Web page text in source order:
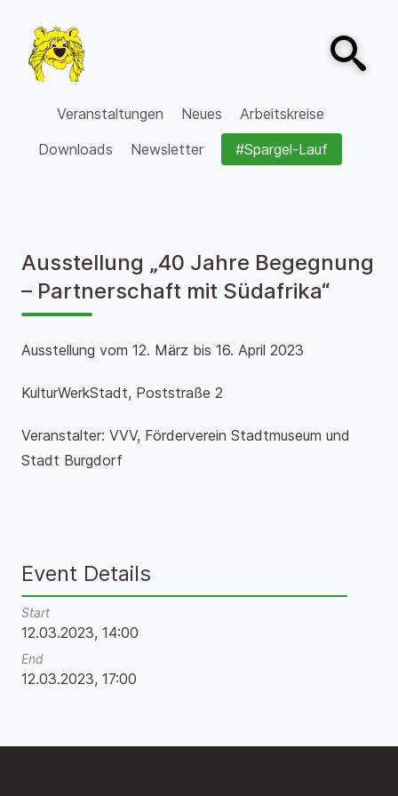
VVV Burgdorf
Veranstaltungen Neues
Arbeitskreise
Downloads
Newsletter #Spargel-Lauf
Open
Ausstellung „40 Jahre Begegnung
– Partnerschaft mit Südafrika“
Ausstellung vom 12. März bis 16. April 2023
KulturWerkStadt, Poststraße 2
Veranstalter: VVV, Förderverein Stadtmuseum und
Stadt Burgdorf
Event Details
Start
12.03.2023, 14:00
End
12.03.2023, 17:00